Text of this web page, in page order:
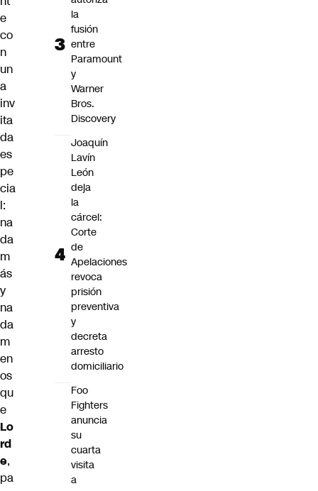
e
co
n
un
a
inv
ita
da
es
pe
cia
l:
na
da
m
ás
y
na
da
m
en
os
qu
e
Lo
rd
e,
pa
la
fusión
entre
Paramount
y
Warner
Bros.
Discovery
Joaquín
Lavín
León
deja
la
cárcel:
Corte
de
Apelaciones
revoca
prisión
preventiva
y
decreta
arresto
domiciliario
Foo
Fighters
anuncia
su
cuarta
visita
a